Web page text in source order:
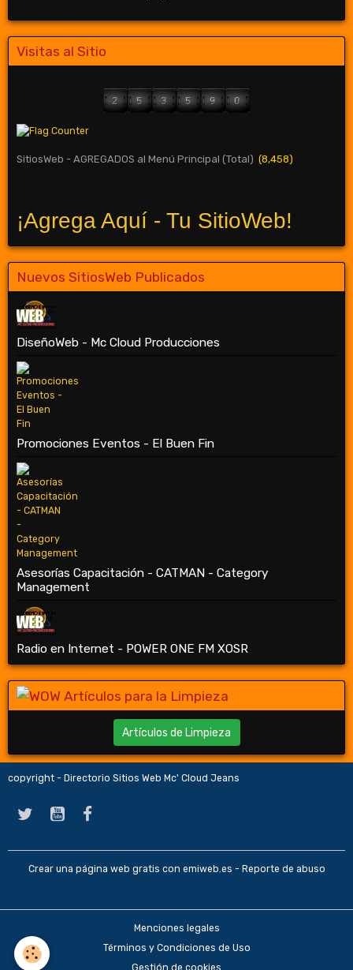
Visitas al Sitio
SitiosWeb - AGREGADOS al Menú Principal (Total) (8,458)
¡Agrega Aquí - Tu SitioWeb!
Nuevos SitiosWeb Publicados
DiseñoWeb - Mc Cloud Producciones
Promociones Eventos - El Buen Fin
Asesorías Capacitación - CATMAN - Category
Management
Radio en Internet - POWER ONE FM XOSR
Artículos de Limpieza
copyright - Directorio Sitios Web Mc' Cloud Jeans
Crear una página web gratis con emiweb.es - Reporte de abuso
Menciones legales
Términos y Condiciones de Uso